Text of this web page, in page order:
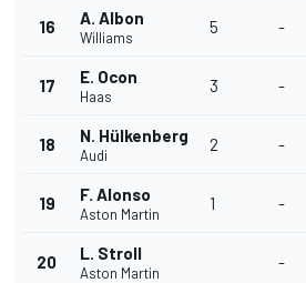
16 A. Albon
Williams
5 -
17 E. Ocon
Haas
3 -
18 N. Hülkenberg
Audi
2 -
19 F. Alonso
Aston Martin
1 -
20 L. Stroll
Aston Martin
-